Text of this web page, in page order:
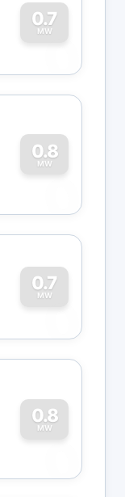
0.7
MW
0
0.8
MW
0
0.7
MW
0
0.8
MW
0